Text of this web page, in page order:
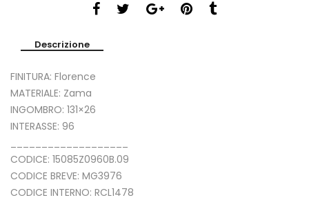
Descrizione
FINITURA: Florence
MATERIALE: Zama
INGOMBRO: 131×26
INTERASSE: 96
CODICE: 15085Z0960B.09
CODICE BREVE: MG3976
CODICE INTERNO: RCL1478